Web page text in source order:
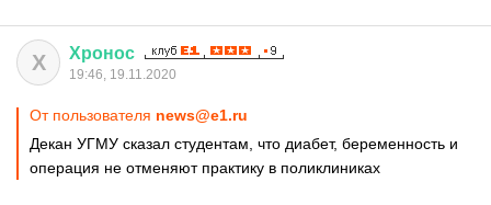
Х Хронос
19:46, 19.11.2020
От пользователя news@e1.ru
Декан УГМУ сказал студентам, что диабет, беременность и
операция не отменяют практику в поликлиниках